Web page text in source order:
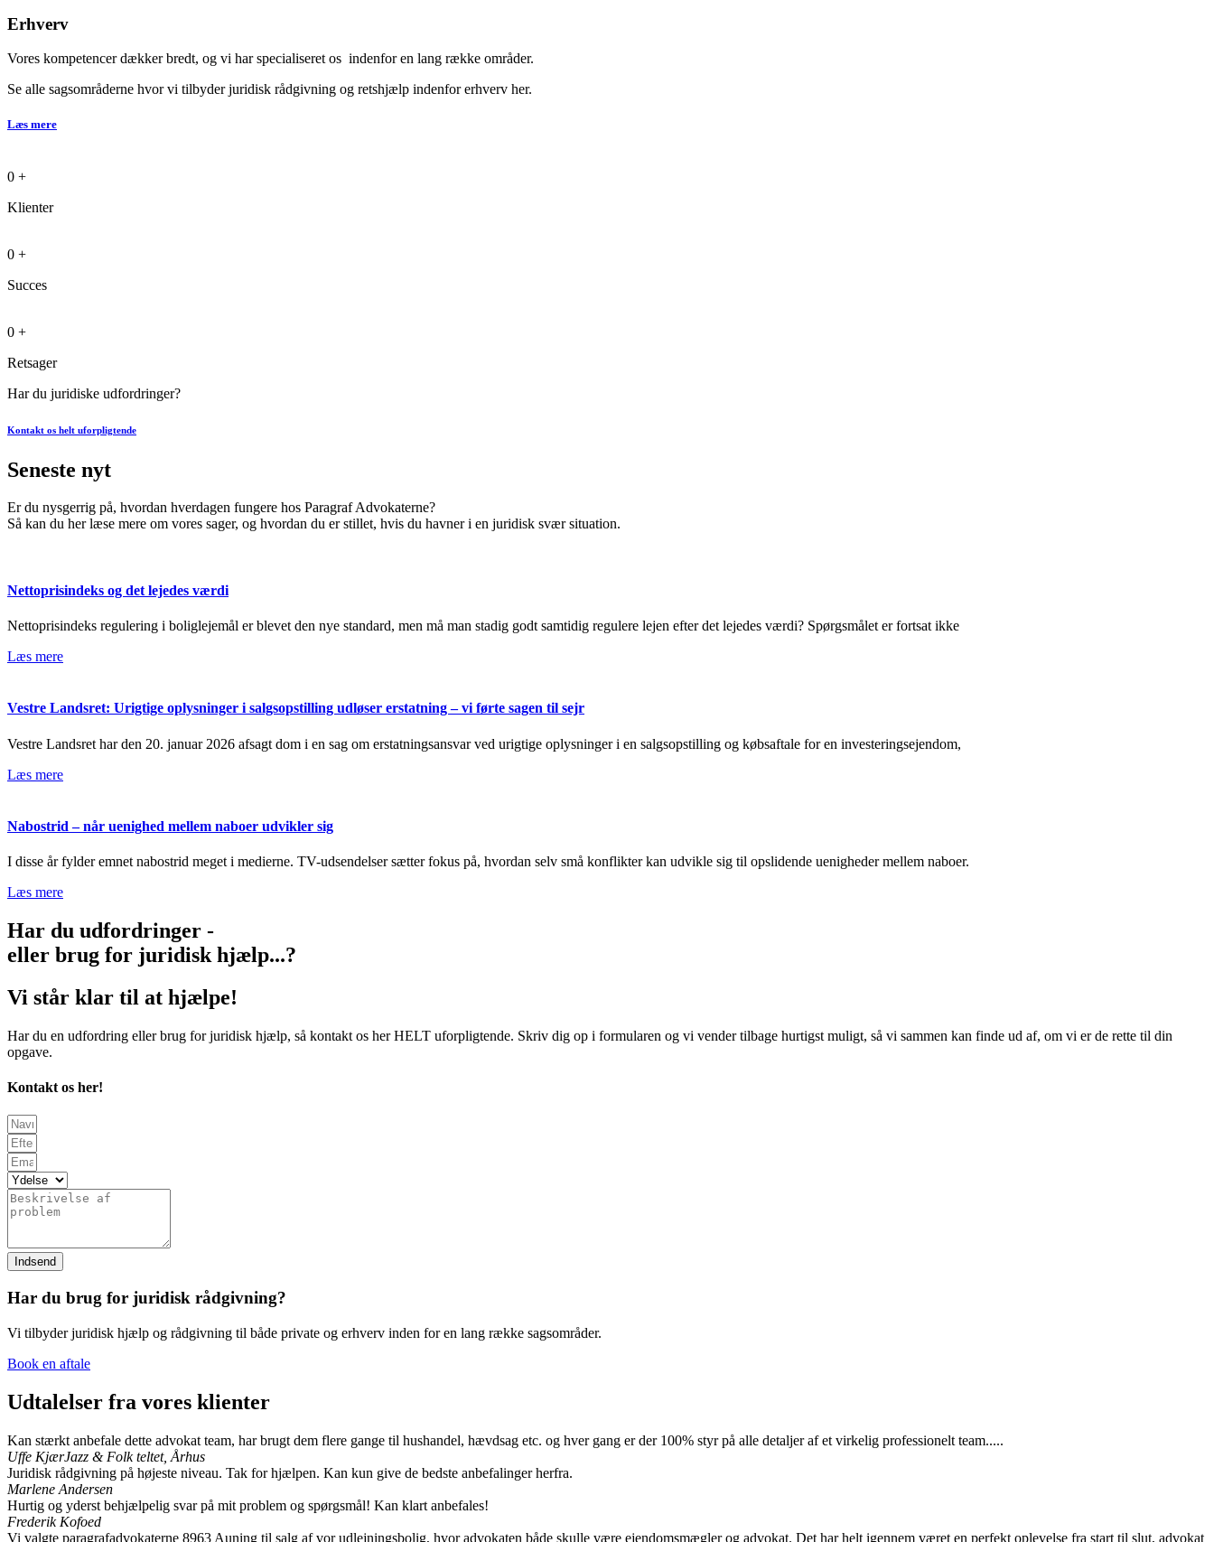
Erhverv
Vores kompetencer dækker bredt, og vi har specialiseret os indenfor en lang række områder.
Se alle sagsområderne hvor vi tilbyder juridisk rådgivning og retshjælp indenfor erhverv her.
Læs mere
0 +
Klienter
0 +
Succes
0 +
Retsager
Har du juridiske udfordringer?
Kontakt os helt uforpligtende
Seneste nyt
Er du nysgerrig på, hvordan hverdagen fungere hos Paragraf Advokaterne?
Så kan du her læse mere om vores sager, og hvordan du er stillet, hvis du havner i en juridisk svær situation.
Nettoprisindeks og det lejedes værdi
Nettoprisindeks regulering i boliglejemål er blevet den nye standard, men må man stadig godt samtidig regulere lejen efter det lejedes værdi? Spørgsmålet er fortsat ikke
Læs mere
Vestre Landsret: Urigtige oplysninger i salgsopstilling udløser erstatning – vi førte sagen til sejr
Vestre Landsret har den 20. januar 2026 afsagt dom i en sag om erstatningsansvar ved urigtige oplysninger i en salgsopstilling og købsaftale for en investeringsejendom,
Læs mere
Nabostrid – når uenighed mellem naboer udvikler sig
I disse år fylder emnet nabostrid meget i medierne. TV-udsendelser sætter fokus på, hvordan selv små konflikter kan udvikle sig til opslidende uenigheder mellem naboer.
Læs mere
Har du udfordringer -
eller brug for juridisk hjælp...?
Vi står klar til at hjælpe!
Har du en udfordring eller brug for juridisk hjælp, så kontakt os her HELT uforpligtende. Skriv dig op i formularen og vi vender tilbage hurtigst muligt, så vi sammen kan finde ud af, om vi er de rette til din
opgave.
Kontakt os her!
Indsend
Har du brug for juridisk rådgivning?
Vi tilbyder juridisk hjælp og rådgivning til både private og erhverv inden for en lang række sagsområder.
Book en aftale
Udtalelser fra vores klienter
Kan stærkt anbefale dette advokat team, har brugt dem flere gange til hushandel, hævdsag etc. og hver gang er der 100% styr på alle detaljer af et virkelig professionelt team.....
Uffe KjærJazz & Folk teltet, Århus
Juridisk rådgivning på højeste niveau. Tak for hjælpen. Kan kun give de bedste anbefalinger herfra.
Marlene Andersen
Hurtig og yderst behjælpelig svar på mit problem og spørgsmål! Kan klart anbefales!
Frederik Kofoed
Vi valgte paragrafadvokaterne 8963 Auning til salg af vor udlejningsbolig, hvor advokaten både skulle være ejendomsmægler og advokat. Det har helt igennem været en perfekt oplevelse fra start til slut, advokat